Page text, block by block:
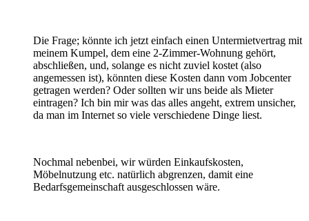
Die Frage; könnte ich jetzt einfach einen Untermietvertrag mit
meinem Kumpel, dem eine 2-Zimmer-Wohnung gehört,
abschließen, und, solange es nicht zuviel kostet (also
angemessen ist), könnten diese Kosten dann vom Jobcenter
getragen werden? Oder sollten wir uns beide als Mieter
eintragen? Ich bin mir was das alles angeht, extrem unsicher,
da man im Internet so viele verschiedene Dinge liest.
Nochmal nebenbei, wir würden Einkaufskosten,
Möbelnutzung etc. natürlich abgrenzen, damit eine
Bedarfsgemeinschaft ausgeschlossen wäre.